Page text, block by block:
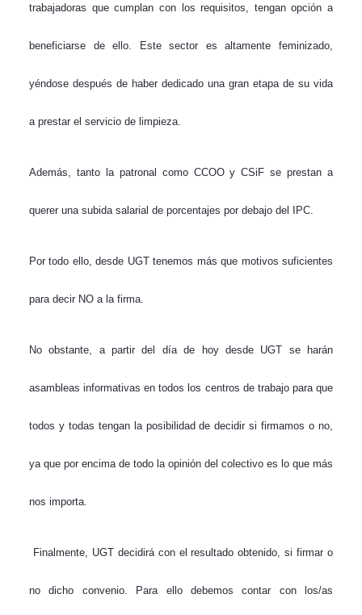
trabajadoras que cumplan con los requisitos, tengan opción a
beneficiarse de ello. Este sector es altamente feminizado,
yéndose después de haber dedicado una gran etapa de su vida
a prestar el servicio de limpieza.
Además, tanto la patronal como CCOO y CSiF se prestan a
querer una subida salarial de porcentajes por debajo del IPC.
Por todo ello, desde UGT tenemos más que motivos suficientes
para decir NO a la firma.
No obstante, a partir del día de hoy desde UGT se harán
asambleas informativas en todos los centros de trabajo para que
todos y todas tengan la posibilidad de decidir si firmamos o no,
ya que por encima de todo la opinión del colectivo es lo que más
nos importa.
Finalmente, UGT decidirá con el resultado obtenido, si firmar o
no dicho convenio. Para ello debemos contar con los/as